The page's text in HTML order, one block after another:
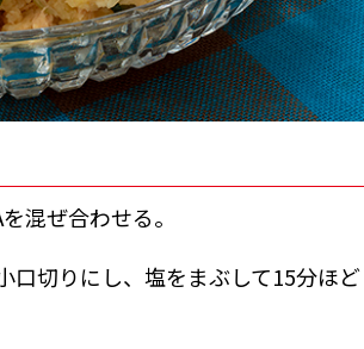
混ぜ合わせる。
口切りにし、塩をまぶして15分ほど